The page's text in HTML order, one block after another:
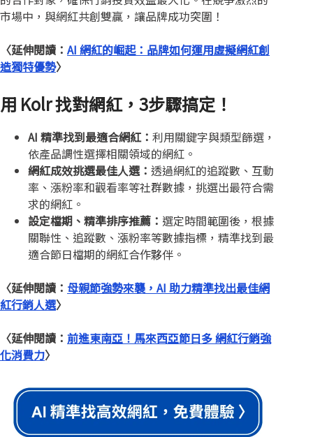
市場中，與網紅共創雙贏，讓品牌成功突圍！
〈延伸閱讀： AI 網紅的崛起：品牌如何運用虛擬網紅創
造獨特優勢〉
用 Kolr 找對網紅，3步驟搞定！
AI 精準找到最適合網紅： 利用關鍵字與類型篩選，
依產品調性選擇相關領域的網紅。
網紅成效挑選最佳人選： 透過網紅的追蹤數、互動
率、漲粉率和觀看率等社群數據，挑選出最符合需
求的網紅。
設定檔期、精準排序推薦： 選定時間範圍後，根據
關聯性、追蹤數、漲粉率等數據指標，精準找到最
適合節日檔期的網紅合作夥伴。
〈延伸閱讀： 母親節強勢來襲，AI 助力精準找出最佳網
紅行銷人選〉
〈延伸閱讀： 前進東南亞！馬來西亞節日多 網紅行銷強
化消費力〉